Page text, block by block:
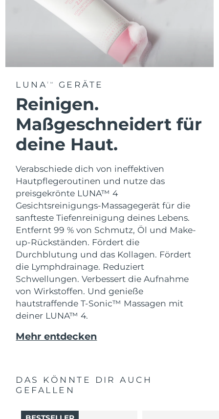
LUNATM GERÄTE
Reinigen.
Maßgeschneidert für
deine Haut.
Verabschiede dich von ineffektiven
Hautpflegeroutinen und nutze das
preisgekrönte LUNA™ 4
Gesichtsreinigungs-Massagegerät für die
sanfteste Tiefenreinigung deines Lebens.
Entfernt 99 % von Schmutz, Öl und Make-
up-Rückständen. Fördert die
Durchblutung und das Kollagen. Fördert
die Lymphdrainage. Reduziert
Schwellungen. Verbessert die Aufnahme
von Wirkstoffen. Und genieße
hautstraffende T-Sonic™ Massagen mit
deiner LUNA™ 4.
Mehr entdecken
DAS KÖNNTE DIR AUCH
GEFALLEN